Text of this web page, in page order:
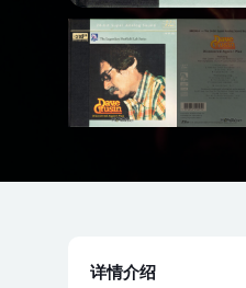
详情介绍